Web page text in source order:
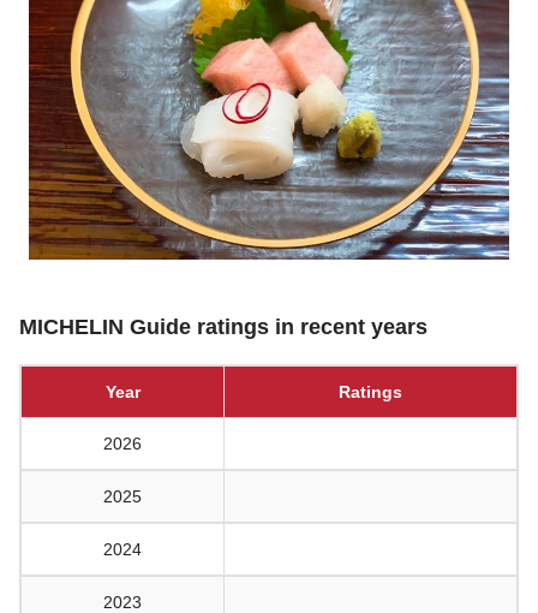
MICHELIN Guide ratings in recent years
Year Ratings
2026
2025
2024
2023